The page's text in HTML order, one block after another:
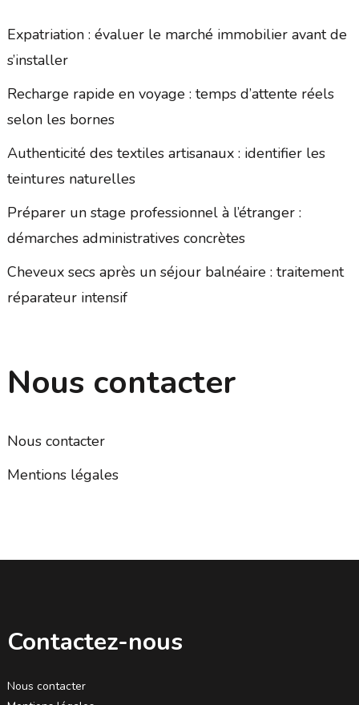
Expatriation : évaluer le marché immobilier avant de
s’installer
Recharge rapide en voyage : temps d’attente réels
selon les bornes
Authenticité des textiles artisanaux : identifier les
teintures naturelles
Préparer un stage professionnel à l’étranger :
démarches administratives concrètes
Cheveux secs après un séjour balnéaire : traitement
réparateur intensif
Nous contacter
Nous contacter
Mentions légales
Contactez-nous
Nous contacter